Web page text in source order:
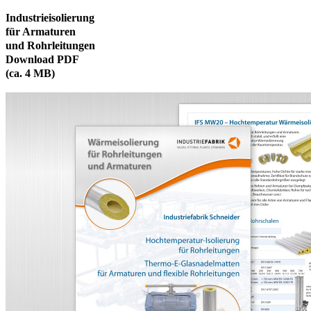
Industrieisolierung
für Armaturen
und Rohrleitungen
Download PDF
(ca. 4 MB)